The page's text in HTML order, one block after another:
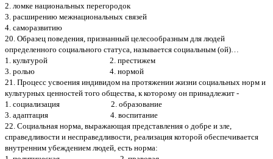
2. ломке национальных перегородок
3. расширению межнациональных связей
4. саморазвитию
20. Образец поведения, признанный целесообразным для людей
определенного социального статуса, называется социальным (ой)…
1. культурой 2. престижем
3. ролью 4. нормой
21. Процесс усвоения индивидом на протяжении жизни социальных норм и
культурных ценностей того общества, к которому он принадлежит -
1. социализация 2. образование
3. адаптация 4. воспитание
22. Социальная норма, выражающая представления о добре и зле,
справедливости и несправедливости, реализация которой обеспечивается
внутренним убеждением людей, есть норма: